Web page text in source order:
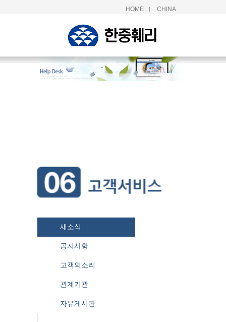
HOME | CHINA
새소식
공지사항
고객의소리
관계기관
자유게시판